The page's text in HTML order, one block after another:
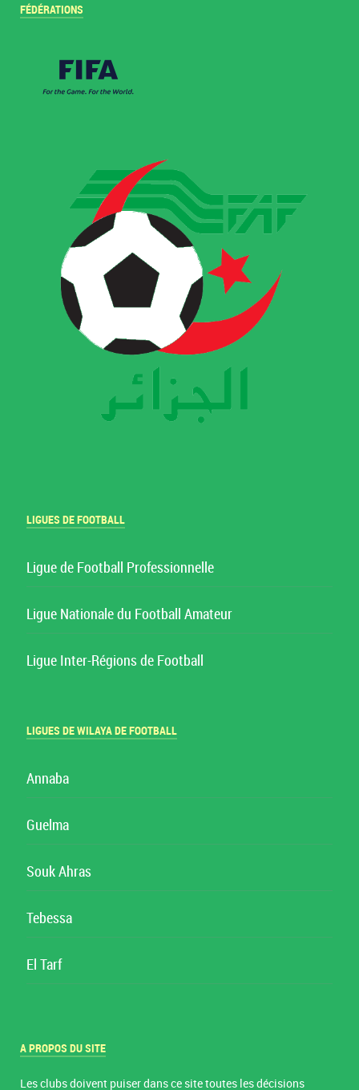
FÉDÉRATIONS
LIGUES DE FOOTBALL
Ligue de Football Professionnelle
Ligue Nationale du Football Amateur
Ligue Inter-Régions de Football
LIGUES DE WILAYA DE FOOTBALL
Annaba
Guelma
Souk Ahras
Tebessa
El Tarf
A PROPOS DU SITE
Les clubs doivent puiser dans ce site toutes les décisions